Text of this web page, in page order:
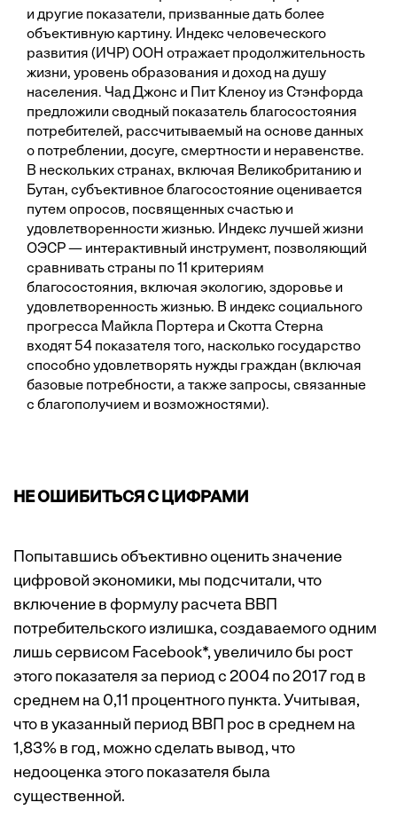
и другие показатели, призванные дать более
объективную картину. Индекс человеческого
развития (ИЧР) ООН отражает продолжительность
жизни, уровень образования и доход на душу
населения. Чад Джонс и Пит Кленоу из Стэнфорда
предложили сводный показатель благосостояния
потребителей, рассчитываемый на основе данных
о потреблении, досуге, смертности и неравенстве.
В нескольких странах, включая Великобританию и
Бутан, субъективное благосостояние оценивается
путем опросов, посвященных счастью и
удовлетворенности жизнью. Индекс лучшей жизни
ОЭСР — интерактивный инструмент, позволяющий
сравнивать страны по 11 критериям
благосостояния, включая экологию, здоровье и
удовлетворенность жизнью. В индекс социального
прогресса Майкла Портера и Скотта Стерна
входят 54 показателя того, насколько государство
способно удовлетворять нужды граждан (включая
базовые потребности, а также запросы, связанные
с благополучием и возможностями).
НЕ ОШИБИТЬСЯ С ЦИФРАМИ
Попытавшись объективно оценить значение
цифровой экономики, мы подсчитали, что
включение в формулу расчета ВВП
потребительского излишка, создаваемого одним
лишь сервисом Facebook*, увеличило бы рост
этого показателя за период с 2004 по 2017 год в
среднем на 0,11 процентного пункта. Учитывая,
что в указанный период ВВП рос в среднем на
1,83% в год, можно сделать вывод, что
недооценка этого показателя была
существенной.